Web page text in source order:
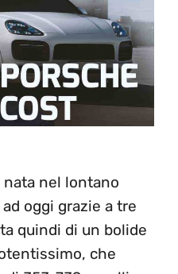
nata nel lontano
oggi grazie a tre
quindi di un bolide
che